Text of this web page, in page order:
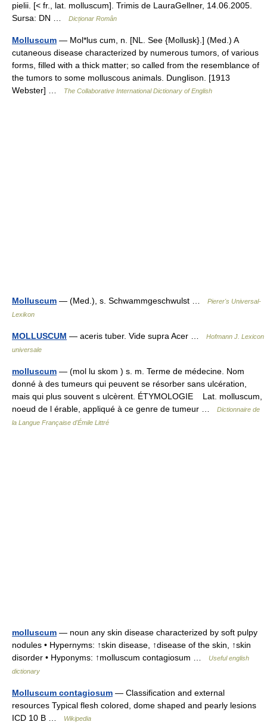
pielii. [< fr., lat. molluscum]. Trimis de LauraGellner, 14.06.2005.
Sursa: DN …
Dicționar Român
Molluscum — Mol*lus cum, n. [NL. See {Mollusk}.] (Med.) A
cutaneous disease characterized by numerous tumors, of various
forms, filled with a thick matter; so called from the resemblance of
the tumors to some molluscous animals. Dunglison. [1913
Webster] …
The Collaborative International Dictionary of English
Molluscum — (Med.), s. Schwammgeschwulst …
Pierer's Universal-
Lexikon
MOLLUSCUM — aceris tuber. Vide supra Acer …
Hofmann J. Lexicon
universale
molluscum — (mol lu skom ) s. m. Terme de médecine. Nom
donné à des tumeurs qui peuvent se résorber sans ulcération,
mais qui plus souvent s ulcèrent. ÉTYMOLOGIE Lat. molluscum,
noeud de l érable, appliqué à ce genre de tumeur …
Dictionnaire de
la Langue Française d'Émile Littré
molluscum — noun any skin disease characterized by soft pulpy
nodules • Hypernyms: ↑skin disease, ↑disease of the skin, ↑skin
disorder • Hyponyms: ↑molluscum contagiosum …
Useful english
dictionary
Molluscum contagiosum — Classification and external
resources Typical flesh colored, dome shaped and pearly lesions
ICD 10 B …
Wikipedia